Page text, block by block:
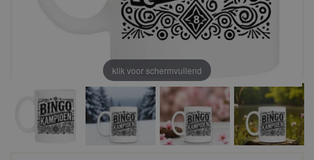
klik voor schermvullend